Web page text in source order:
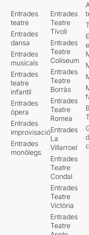
Entrades
teatre
Entrades
dansa
Entrades
musicals
Entrades
teatre
infantil
Entrades
òpera
Entrades
improvisació
Entrades
monòlegs
Entrades
Teatre
Tívoli
Entrades
Teatre
Coliseum
Entrades
Teatre
Borràs
Entrades
Teatre
Romea
Entrades
La
Villarroel
Entrades
Teatre
Condal
Entrades
Teatre
Victòria
Entrades
Teatre